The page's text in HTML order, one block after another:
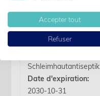
Des détails
Nom d'article:
Schleimhautantiseptik
Date d'expiration:
2030-10-31
Accepter tout
Refuser